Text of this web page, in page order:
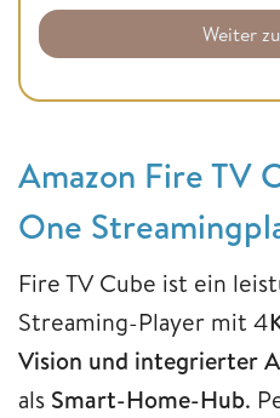
Weiter
Amazon Fire TV
One
Fire TV Cube ist ein
Streaming-Player mit 4
Vision und integrierter
als Smart-Home-Hub.